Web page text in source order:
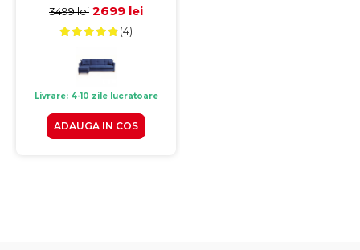
240x143x85 cm
3499 lei 2699 lei
(4)
Livrare: 4-10 zile lucratoare
ADAUGA IN COS